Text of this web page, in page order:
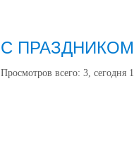
С ПРАЗДНИКОМ
Просмотров всего: 3, сегодня 1